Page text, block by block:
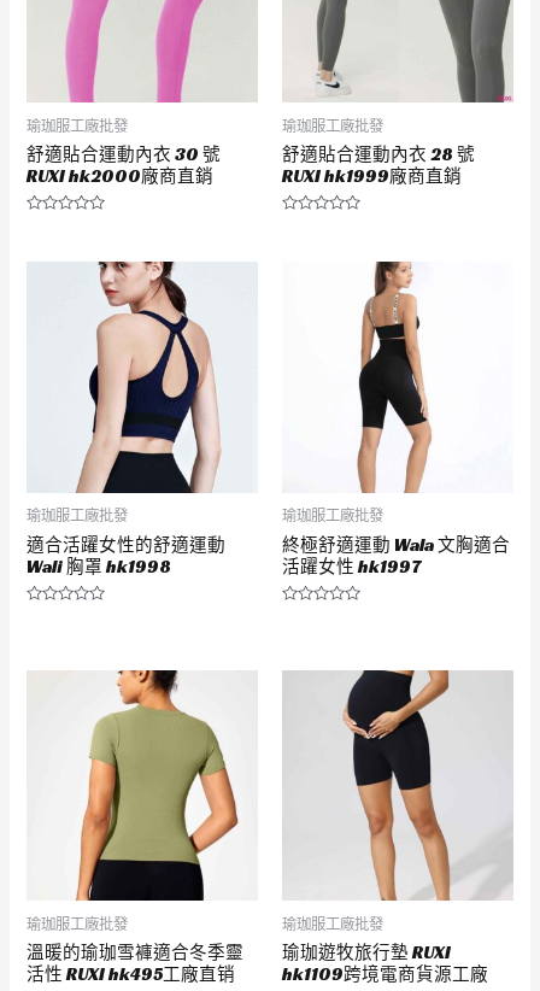
瑜珈服工廠批發
舒適貼合運動內衣 30 號
RUXI hk2000廠商直銷
瑜珈服工廠批發
舒適貼合運動內衣 28 號
RUXI hk1999廠商直銷
瑜珈服工廠批發
適合活躍女性的舒適運動
Wali 胸罩 hk1998
分
瑜珈服工廠批發
終極舒適運動 Wala 文胸適合
活躍女性 hk1997
分
瑜珈服工廠批發
溫暖的瑜珈雪褲適合冬季靈
活性 RUXI hk495工廠直销
瑜珈服工廠批發
瑜珈遊牧旅行墊 RUXI
hk1109跨境電商貨源工廠